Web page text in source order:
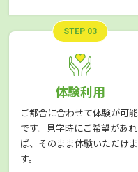
STEP 03
体験利用
ご都合に合わせて体験が可能
です。見学時にご希望があれ
ば、そのまま体験いただけま
す。